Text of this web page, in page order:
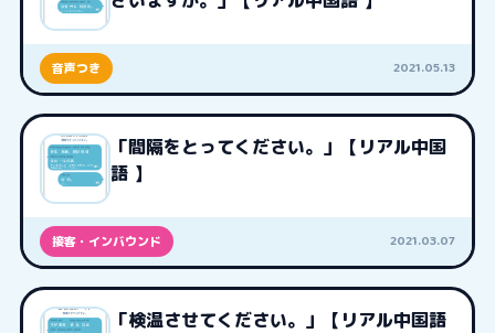
音声つき 2021.05.13
「間隔をとってください。」【リアル中国
語 】
接客・インバウンド 2021.03.07
「検温させてください。」【リアル中国語